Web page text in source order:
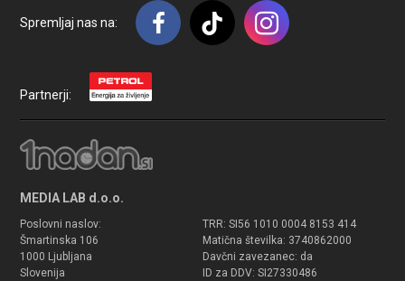
Spremljaj nas na:
Partnerji:
MEDIA LAB d.o.o.
Poslovni naslov:
Šmartinska 106
1000 Ljubljana
Slovenija
TRR: SI56 1010 0004 8153 414
Matična številka: 3740862000
Davčni zavezanec: da
ID za DDV: SI27330486